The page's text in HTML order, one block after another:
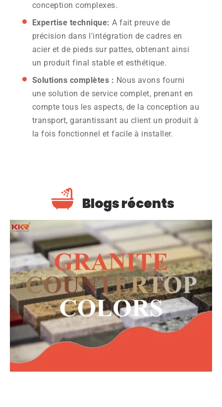
conception complexes.
Expertise technique: A fait preuve de
précision dans l'intégration de cadres en
acier et de pieds sur pattes, obtenant ainsi
un produit final stable et esthétique.
Solutions complètes : Nous avons fourni
une solution de service complet, prenant en
compte tous les aspects, de la conception au
transport, garantissant au client un produit à
la fois fonctionnel et facile à installer.
Blogs récents